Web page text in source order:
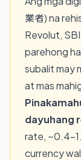
業者) na
Revolut,
parehong
subalit may
at mas
dayuhang
rate,
currency